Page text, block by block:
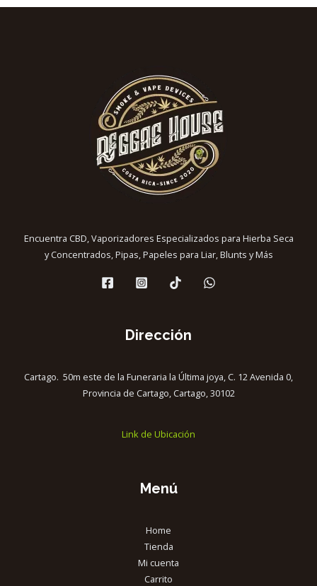
Encuentra CBD, Vaporizadores Especializados para Hierba Seca
y Concentrados, Pipas, Papeles para Liar, Blunts y Más
Dirección
Cartago. 50m este de la Funeraria la Última joya, C. 12 Avenida 0,
Provincia de Cartago, Cartago, 30102
Link de Ubicación
Menú
Home
Tienda
Mi cuenta
Carrito